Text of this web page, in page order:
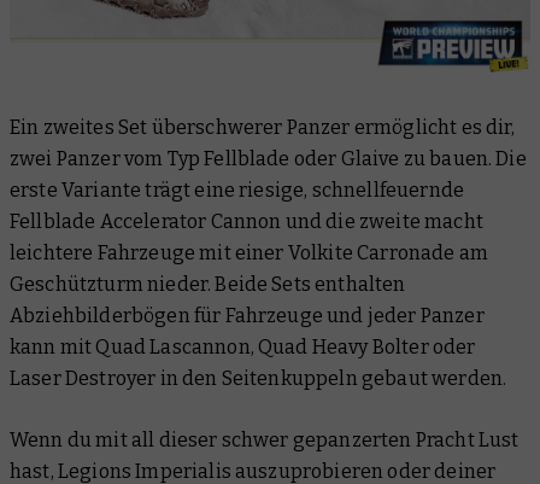
Ein zweites Set überschwerer Panzer ermöglicht es dir,
zwei Panzer vom Typ Fellblade oder Glaive zu bauen. Die
erste Variante trägt eine riesige, schnellfeuernde
Fellblade Accelerator Cannon und die zweite macht
leichtere Fahrzeuge mit einer Volkite Carronade am
Geschützturm nieder. Beide Sets enthalten
Abziehbilderbögen für Fahrzeuge und jeder Panzer
kann mit Quad Lascannon, Quad Heavy Bolter oder
Laser Destroyer in den Seitenkuppeln gebaut werden.
Wenn du mit all dieser schwer gepanzerten Pracht Lust
hast, Legions Imperialis auszuprobieren oder deiner